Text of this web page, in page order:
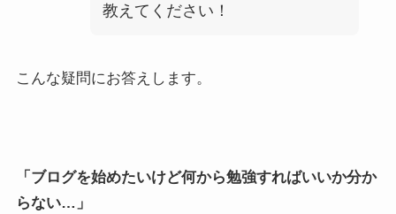
教えてください！
こんな疑問にお答えします。
「ブログを始めたいけど何から勉強すればいいか分か
らない…」